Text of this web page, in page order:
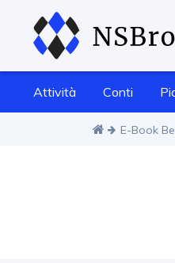
Attività Conti
E-Book